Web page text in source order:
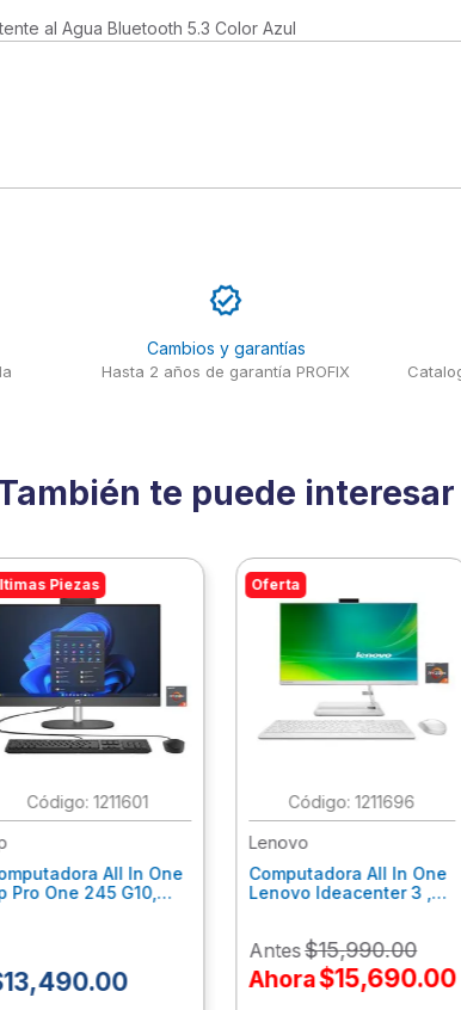
al Agua Bluetooth 5.3 Color Azul
Cambios y garantías
Hasta 2 años de garantía PROFIX
te puede interesar
Piezas
:1211601
All In One
Pro One 245 G10,
13,490.00
Oferta
:1211696
Lenovo
Computadora All In One
Lenovo Ideacenter 3 ,
Fhd, Win11 Home
F0G1014Nld
Antes$15,990.00
Ahora$15,690.00